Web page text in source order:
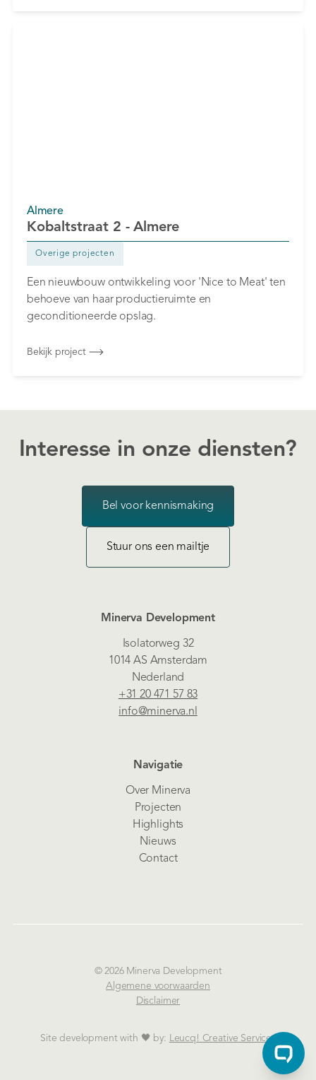
Almere
Kobaltstraat 2 - Almere
Overige projecten
Een nieuwbouw ontwikkeling voor 'Nice to Meat' ten
behoeve van haar productieruimte en
geconditioneerde opslag.‍
Bekijk project
Interesse in onze diensten?
Bel voor kennismaking
Stuur ons een mailtje
Minerva Development
Isolatorweg 32
1014 AS Amsterdam
Nederland
+31 20 471 57 83
info@minerva.nl
Navigatie
Over Minerva
Projecten
Highlights
Nieuws
Contact
© 2026 Minerva Development
Algemene voorwaarden
Disclaimer
Site development with 🖤 by: Leucq! Creative Services